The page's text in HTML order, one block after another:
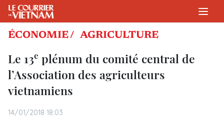
ÉCONOMIE / AGRICULTURE
Le 13e plénum du comité central de
l’Association des agriculteurs
vietnamiens
14/01/2018 18:03